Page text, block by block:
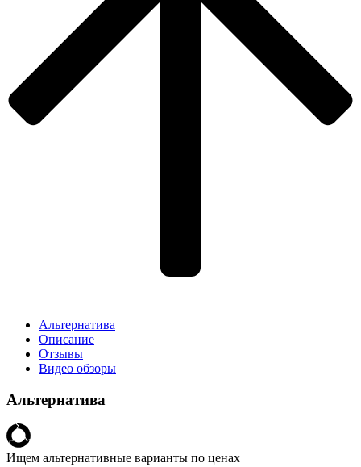
Альтернатива
Описание
Отзывы
Видео обзоры
Альтернатива
Ищем альтернативные варианты по ценах